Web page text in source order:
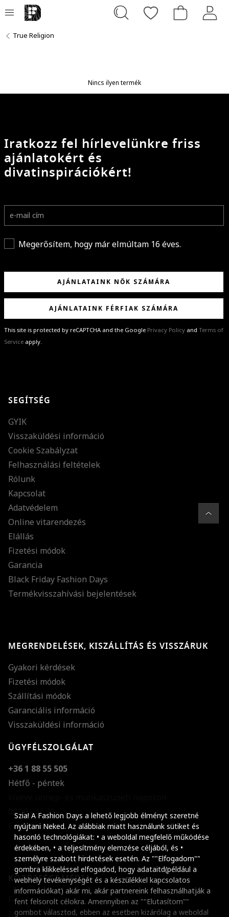
Szia! A Fashion Days a lehető legjobb élményt szeretné
nyújtani Neked. Az alábbiak miatt használunk sütiket és
hasonló technológiákat: • a weboldal megfelelő működése
érdekében, • a teljesítmény elemzése céljából, és •
személyre szabott hirdetések esetén. Az ""Elfogadom""
gombra klikkeléssel elfogadod, hogy adataitd(például a
webhely tevékenységét és a készülékkel kapcsolatos
információkat) akár mi, akár partnereink felhasználhatják a
fent felsorolt célokra. Amennyiben az ""Elutasítom""
gombot választod, ebben az esetben kizárólag a weboldal
True Religion
Nincs ilyen termék
Iratkozz fel hírlevelünkre friss
ajánlatokért és
divatinspirációkért!
Megerősítem, hogy már elmúltam 16 éves.
AJÁNLATAINK NŐK SZÁMÁRA
AJÁNLATAINK FÉRFIAK SZÁMÁRA
This site is protected by reCAPTCHA and the Google Privacy Policy and Terms of
Service apply.
különleges ajánlatainkat és stílustippjeinket!
SEGÍTSÉG
GYIK
Visszaküldési információ
Cookie Szabályzat
Felhasználási feltételek
Rólunk
Kapcsolat
Adatvédelem
Online vitarendezés
Elállás
Fizetési módok
Garancia
Black Friday Fashion Days
Termékvisszahívási bejelentések
MEGRENDELÉSEK, KISZÁLLÍTÁS ÉS VISSZÁRUK
Gyakori kérdések
Fizetési módok
Szállítási módok
Garanciális információ
Visszaküldési információ
ÜGYFÉLSZOLGÁLAT
+36 1 88 55 505
Hétfő - péntek
08:00 - 16:30
E-mail küldése
KÖZÖSSÉGI MÉDIA
Facebook
Instagram
Szöveg méretének
Szóköz növelése
Szóköz csökkentése
Sortávolság
Sortávolság